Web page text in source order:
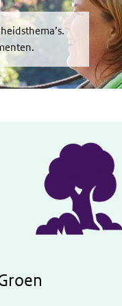
aan een groene bso